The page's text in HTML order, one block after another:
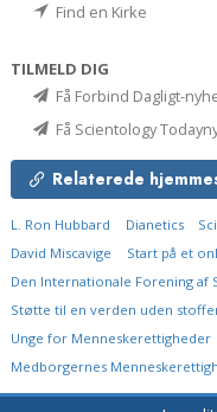
Find en Kirke
TILMELD DIG
Få Forbind Dagligt-
Få Scientology
Relaterede
L. Ron Hubbard Dianetics
David Miscavige
Start på et
Den Internationale Forening af
Støtte til en verden uden
Unge for Menneskerettigheder
Medborgernes
Church of Scientology